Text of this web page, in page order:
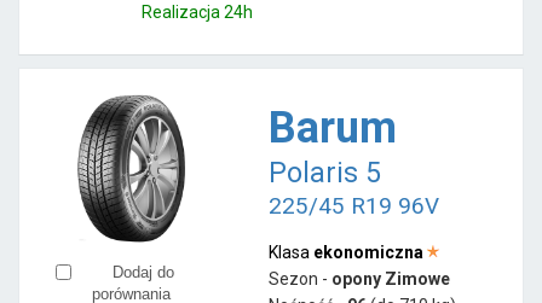
Realizacja 24h
Dodaj do
porównania
Barum
Polaris 5
225/45 R19 96V
Klasa ekonomiczna
Sezon - opony Zimowe